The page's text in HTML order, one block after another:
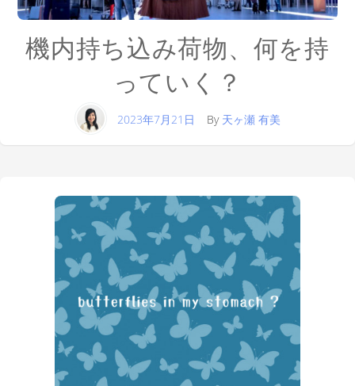
機内持ち込み荷物、何を持
っていく？
2023年7月21日 By 天ヶ瀬 有美